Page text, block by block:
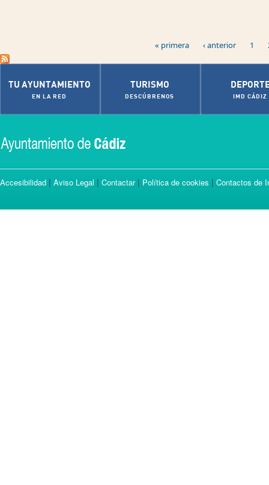
« primera ‹ anterior 1
TU AYUNTAMIENTO
EN LA RED
TURISMO
DESCÚBRENOS IMD CÁDIZ
Accesibilidad | Aviso Legal | Contactar| Política de cookies | Contactos de